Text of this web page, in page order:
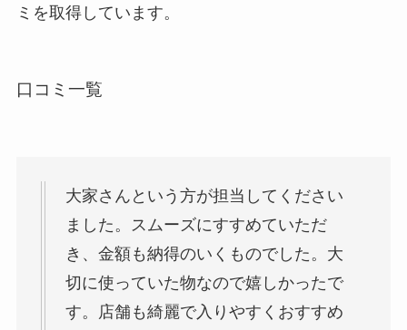
ミを取得しています。
口コミ一覧
大家さんという方が担当してください
ました。スムーズにすすめていただ
き、金額も納得のいくものでした。大
切に使っていた物なので嬉しかったで
す。店舗も綺麗で入りやすくおすすめ